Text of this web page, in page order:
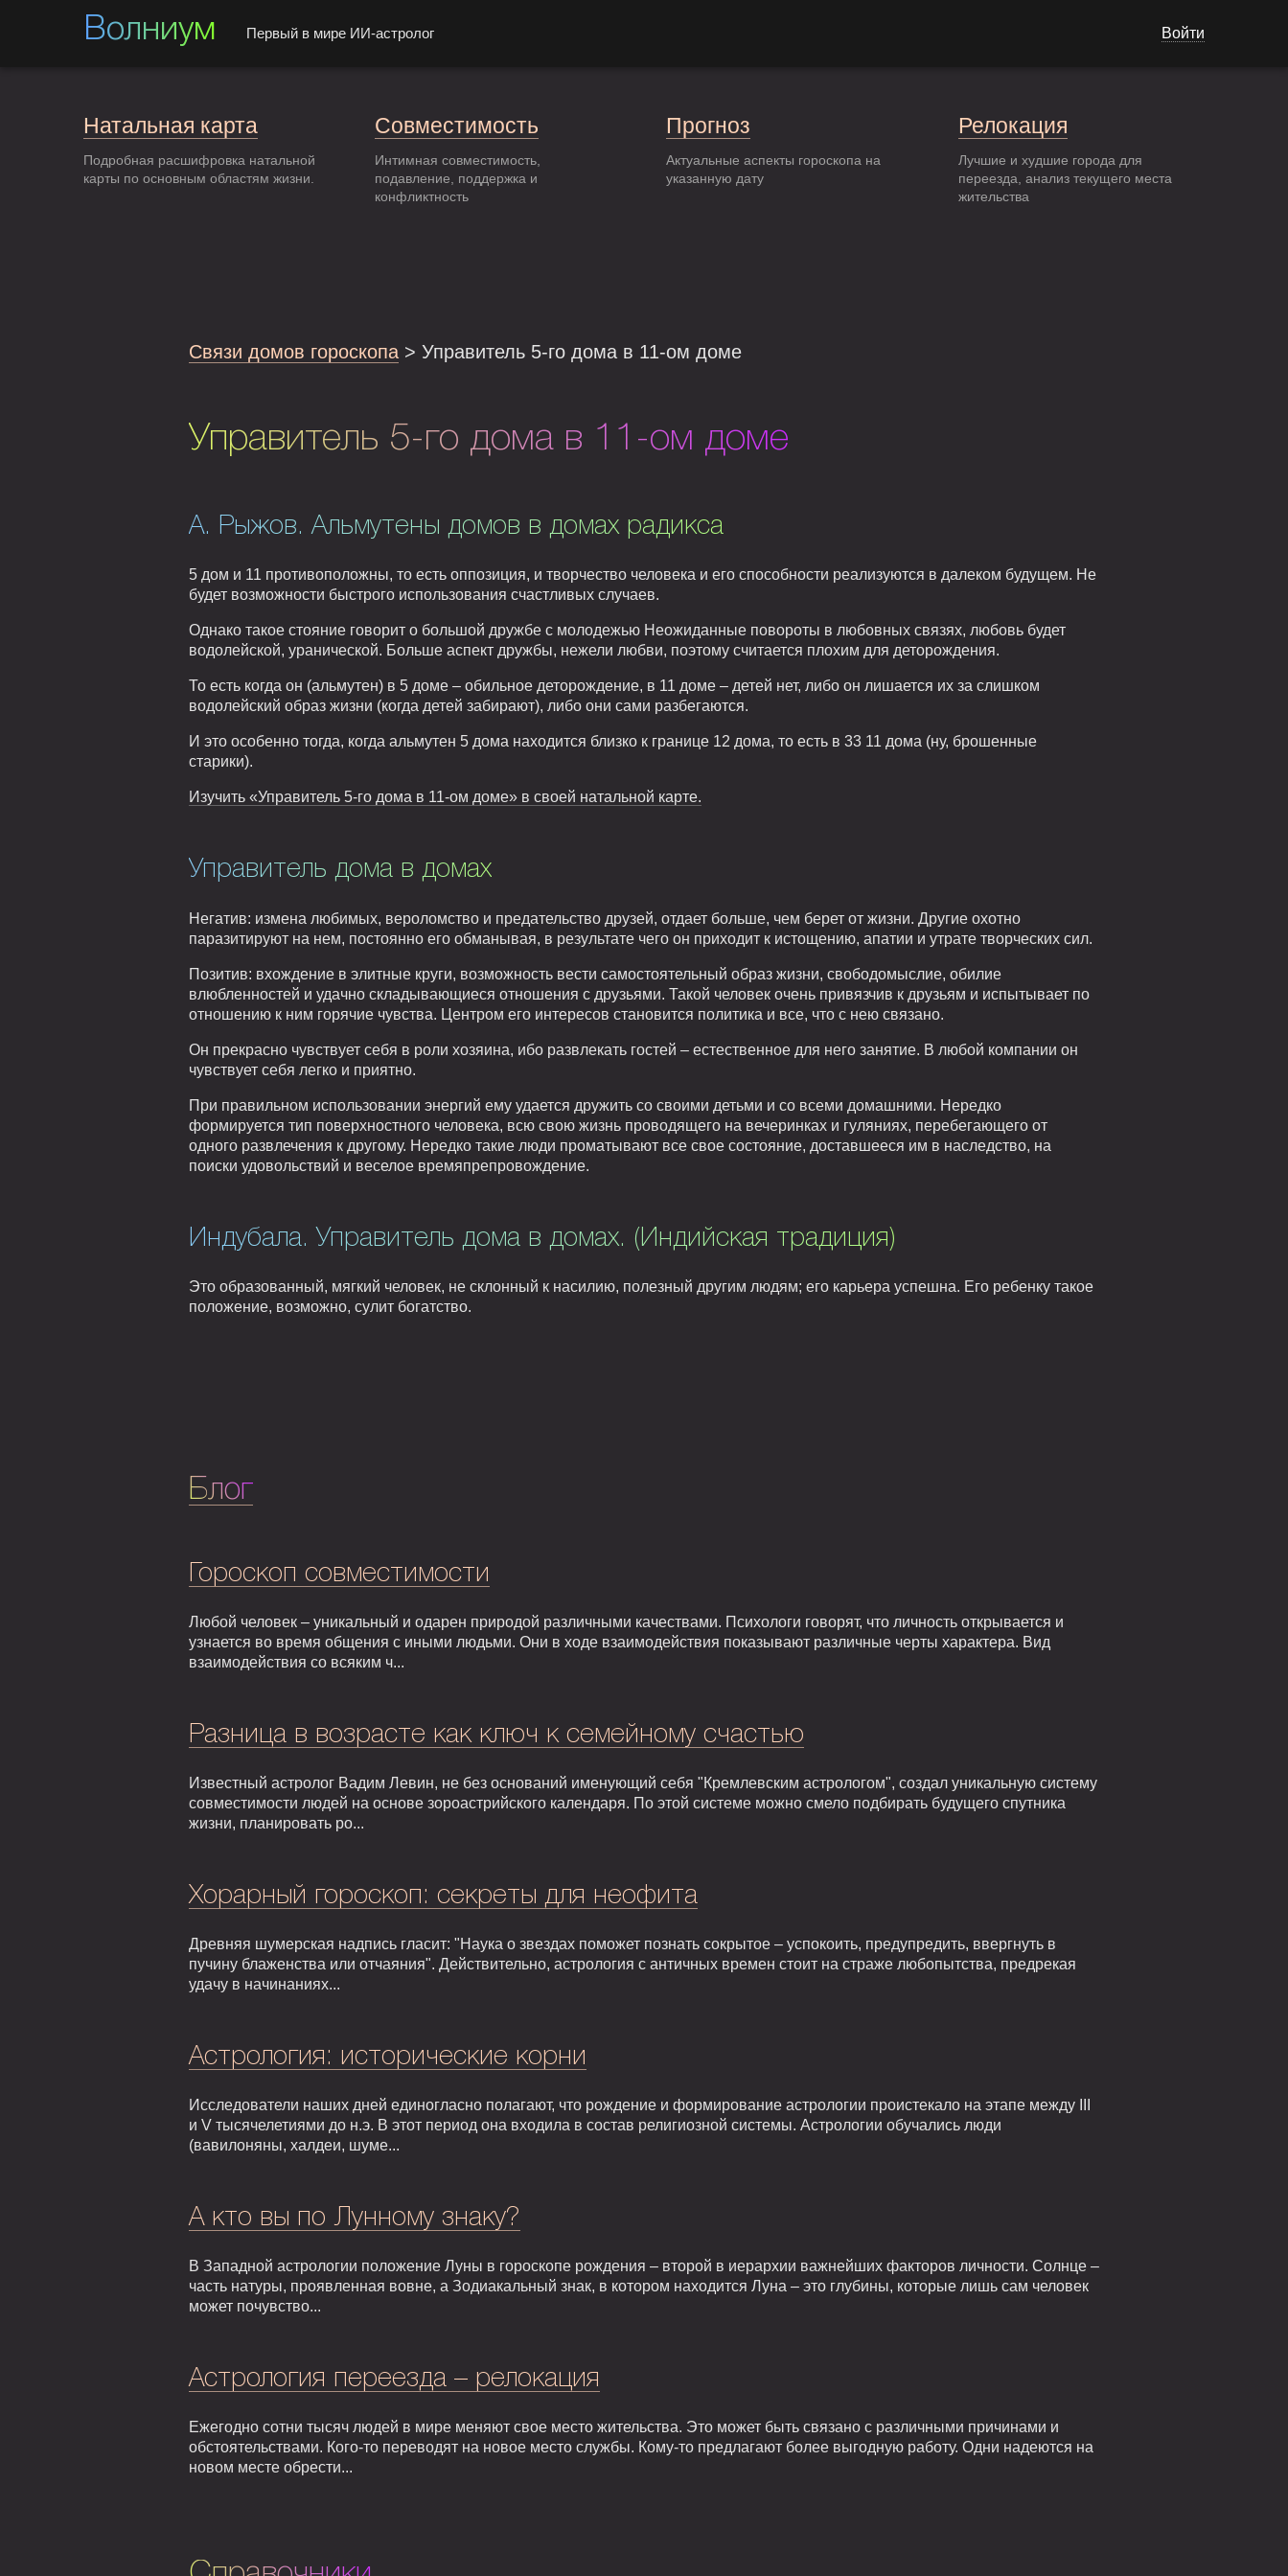
Волниум Первый в мире ИИ-астролог Войти
Натальная карта
Подробная расшифровка натальной
карты по основным областям жизни.
Совместимость
Интимная совместимость,
подавление, поддержка и
конфликтность
Прогноз
Актуальные аспекты гороскопа на
указанную дату
Релокация
Лучшие и худшие города для
переезда, анализ текущего места
жительства
Связи домов гороскопа > Управитель 5-го дома в 11-ом доме
Управитель 5-го дома в 11-ом доме
А. Рыжов. Альмутены домов в домах радикса
5 дом и 11 противоположны, то есть оппозиция, и творчество человека и его способности реализуются в далеком будущем. Не
будет возможности быстрого использования счастливых случаев.
Однако такое стояние говорит о большой дружбе с молодежью Неожиданные повороты в любовных связях, любовь будет
водолейской, уранической. Больше аспект дружбы, нежели любви, поэтому считается плохим для деторождения.
То есть когда он (альмутен) в 5 доме – обильное деторождение, в 11 доме – детей нет, либо он лишается их за слишком
водолейский образ жизни (когда детей забирают), либо они сами разбегаются.
И это особенно тогда, когда альмутен 5 дома находится близко к границе 12 дома, то есть в 33 11 дома (ну, брошенные
старики).
Изучить «Управитель 5-го дома в 11-ом доме» в своей натальной карте.
Управитель дома в домах
Негатив: измена любимых, вероломство и предательство друзей, отдает больше, чем берет от жизни. Другие охотно
паразитируют на нем, постоянно его обманывая, в результате чего он приходит к истощению, апатии и утрате творческих сил.
Позитив: вхождение в элитные круги, возможность вести самостоятельный образ жизни, свободомыслие, обилие
влюбленностей и удачно складывающиеся отношения с друзьями. Такой человек очень привязчив к друзьям и испытывает по
отношению к ним горячие чувства. Центром его интересов становится политика и все, что с нею связано.
Он прекрасно чувствует себя в роли хозяина, ибо развлекать гостей – естественное для него занятие. В любой компании он
чувствует себя легко и приятно.
При правильном использовании энергий ему удается дружить со своими детьми и со всеми домашними. Нередко
формируется тип поверхностного человека, всю свою жизнь проводящего на вечеринках и гуляниях, перебегающего от
одного развлечения к другому. Нередко такие люди проматывают все свое состояние, доставшееся им в наследство, на
поиски удовольствий и веселое времяпрепровождение.
Индубала. Управитель дома в домах. (Индийская традиция)
Это образованный, мягкий человек, не склонный к насилию, полезный другим людям; его карьера успешна. Его ребенку такое
положение, возможно, сулит богатство.
Блог
Гороскоп совместимости
Любой человек – уникальный и одарен природой различными качествами. Психологи говорят, что личность открывается и
узнается во время общения с иными людьми. Они в ходе взаимодействия показывают различные черты характера. Вид
взаимодействия со всяким ч...
Разница в возрасте как ключ к семейному счастью
Известный астролог Вадим Левин, не без оснований именующий себя "Кремлевским астрологом", создал уникальную систему
совместимости людей на основе зороастрийского календаря. По этой системе можно смело подбирать будущего спутника
жизни, планировать ро...
Хорарный гороскоп: секреты для неофита
Древняя шумерская надпись гласит: "Наука о звездах поможет познать сокрытое – успокоить, предупредить, ввергнуть в
пучину блаженства или отчаяния". Действительно, астрология с античных времен стоит на страже любопытства, предрекая
удачу в начинаниях...
Астрология: исторические корни
Исследователи наших дней единогласно полагают, что рождение и формирование астрологии проистекало на этапе между III
и V тысячелетиями до н.э. В этот период она входила в состав религиозной системы. Астрологии обучались люди
(вавилоняны, халдеи, шуме...
А кто вы по Лунному знаку?
В Западной астрологии положение Луны в гороскопе рождения – второй в иерархии важнейших факторов личности. Солнце –
часть натуры, проявленная вовне, а Зодиакальный знак, в котором находится Луна – это глубины, которые лишь сам человек
может почувство...
Астрология переезда – релокация
Ежегодно сотни тысяч людей в мире меняют свое место жительства. Это может быть связано с различными причинами и
обстоятельствами. Кого-то переводят на новое место службы. Кому-то предлагают более выгодную работу. Одни надеются на
новом месте обрести...